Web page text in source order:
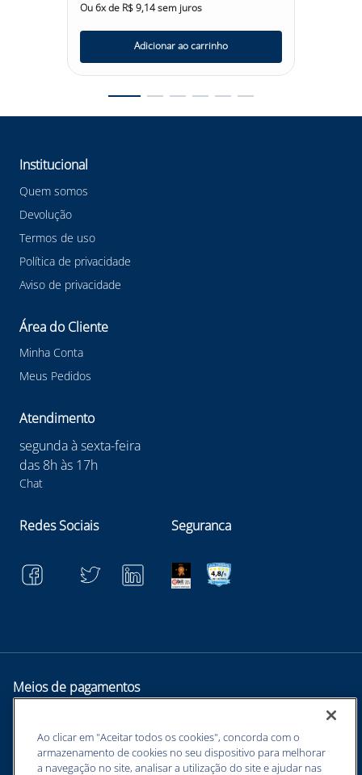
Ou6x de R$9,14sem juros
Adicionar ao carrinho
Institucional
Quem somos
Devolução
Termos de uso
Política de privacidade
Aviso de privacidade
Área do Cliente
Minha Conta
Meus Pedidos
Atendimento
segunda à sexta-feira
das 8h às 17h
Chat
Redes Sociais Seguranca
Meios de pagamentos
Ao clicar em "Aceitar todos os cookies", concorda com o
armazenamento de cookies no seu dispositivo para melhorar
a navegação no site, analisar a utilização do site e ajudar nas